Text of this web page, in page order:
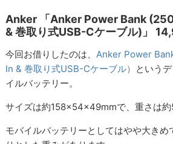
Anker 「Anker Power Bank
& 巻取り式USB-Cケーブル)」
今回お借りしたのは、 Anker Power
In & 巻取り式USB-Cケーブル） という
イルバッテリー。
サイズは約158×54×49mmで、重さは約
モバイルバッテリーとしてはやや大きめ